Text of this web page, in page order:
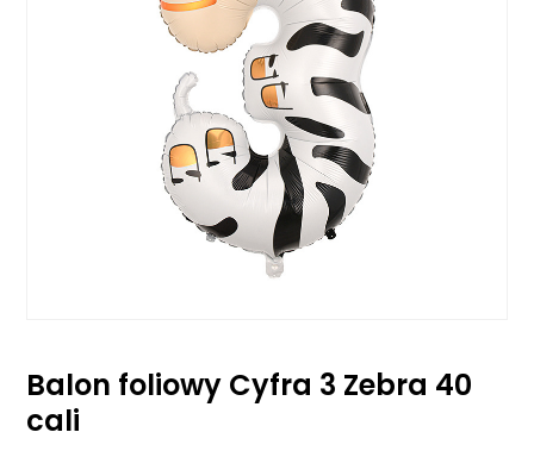
Balon foliowy Cyfra 3 Zebra 40
cali